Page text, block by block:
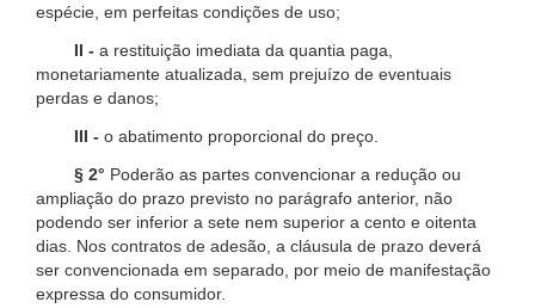
espécie, em perfeitas condições de uso;
II - a restituição imediata da quantia paga,
monetariamente atualizada, sem prejuízo de eventuais
perdas e danos;
III - o abatimento proporcional do preço.
§ 2° Poderão as partes convencionar a redução ou
ampliação do prazo previsto no parágrafo anterior, não
podendo ser inferior a sete nem superior a cento e oitenta
dias. Nos contratos de adesão, a cláusula de prazo deverá
ser convencionada em separado, por meio de manifestação
expressa do consumidor.